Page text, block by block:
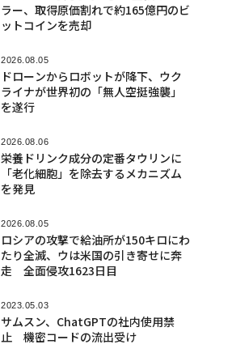
ラー、取得原価割れで約165億円のビ
ットコインを売却
2026.08.05
ドローンからロボットが降下、ウク
ライナが世界初の「無人空挺強襲」
を遂行
2026.08.06
栄養ドリンク成分の定番タウリンに
「老化細胞」を除去するメカニズム
を発見
2026.08.05
ロシアの攻撃で給油所が150キロにわ
たり全滅、ウは米国の引き寄せに奔
走 全面侵攻1623日目
2023.05.03
サムスン、ChatGPTの社内使用禁
止 機密コードの流出受け